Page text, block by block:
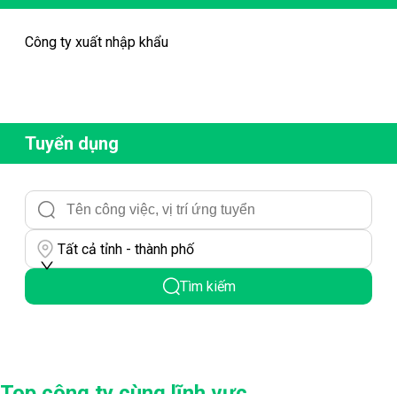
Công ty xuất nhập khẩu
Tuyển dụng
Tất cả tỉnh - thành phố
Tìm kiếm